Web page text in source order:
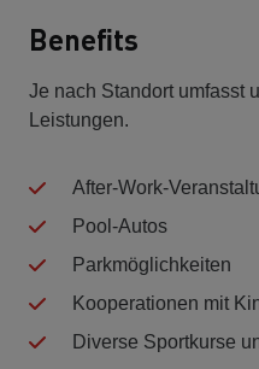
Benefits
Je nach Standort umfasst
Leistungen.
After-Work-
Pool-Autos
Parkmöglichkeiten
Kooperationen mit
Diverse Sportkurse